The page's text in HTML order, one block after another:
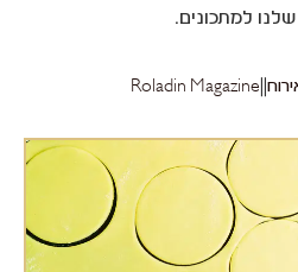
למתכונים.
Roladin Magazine